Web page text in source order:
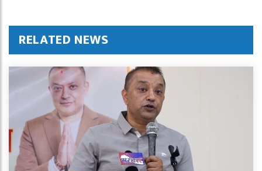
RELATED NEWS